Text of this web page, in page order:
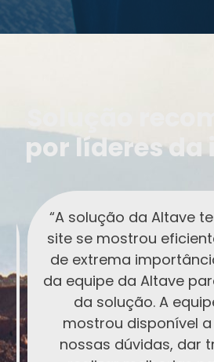
por líderes da
“A solução da Altave
site se mostrou
de extrema
da equipe da Altave
da solução. A
mostrou disponível a
nossas dúvidas, dar